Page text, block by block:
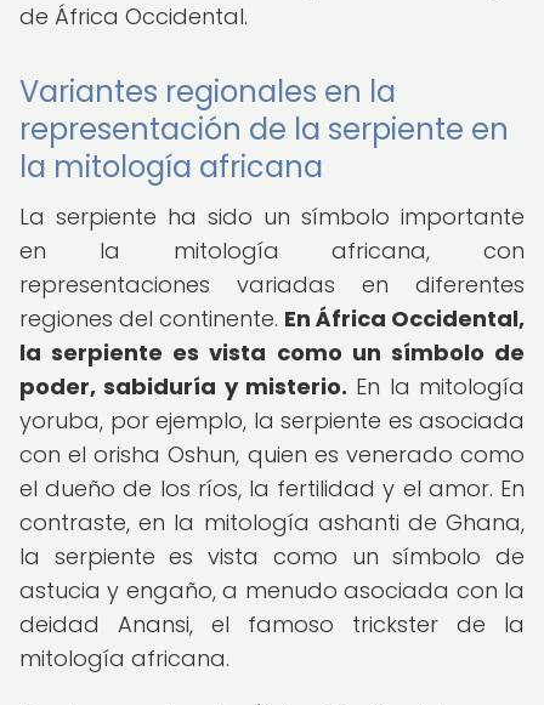
de África Occidental.
Variantes regionales en la
representación de la serpiente en
la mitología africana
La serpiente ha sido un símbolo importante
en la mitología africana, con
representaciones variadas en diferentes
regiones del continente. En África Occidental,
la serpiente es vista como un símbolo de
poder, sabiduría y misterio. En la mitología
yoruba, por ejemplo, la serpiente es asociada
con el orisha Oshun, quien es venerado como
el dueño de los ríos, la fertilidad y el amor. En
contraste, en la mitología ashanti de Ghana,
la serpiente es vista como un símbolo de
astucia y engaño, a menudo asociada con la
deidad Anansi, el famoso trickster de la
mitología africana.